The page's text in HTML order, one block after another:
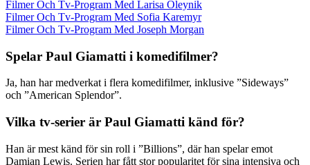
Filmer Och Tv-Program Med Larisa Oleynik
Filmer Och Tv-Program Med Sofia Karemyr
Filmer Och Tv-Program Med Joseph Morgan
Spelar Paul Giamatti i komedifilmer?
Ja, han har medverkat i flera komedifilmer, inklusive ”Sideways”
och ”American Splendor”.
Vilka tv-serier är Paul Giamatti känd för?
Han är mest känd för sin roll i ”Billions”, där han spelar emot
Damian Lewis. Serien har fått stor popularitet för sina intensiva och